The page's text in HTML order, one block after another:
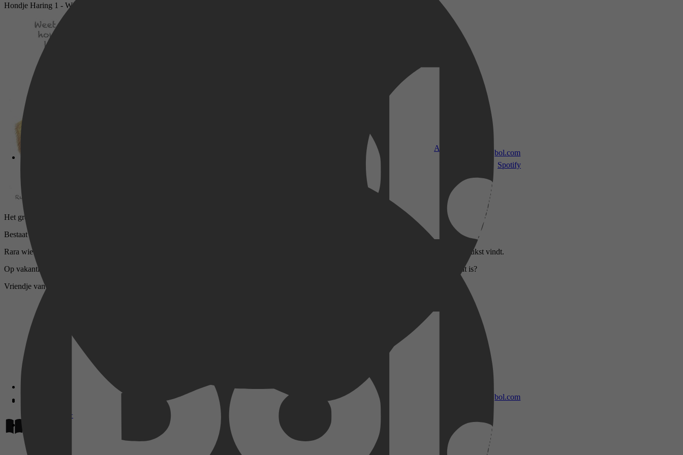
Apple TV
Disney+
bol.com
bol.com
Spotify
Hondje Haring 1 - Weet jij waarom hondje Haring, haring heet?
Het grote hondje Haring doe-boek
Bestaat uit leuke verhalen met vragen over de tekening, verhaal en doe-activiteiten. Doe je mee?
Rara wie ben ik? Raad jij wie het vriendje van hondje Haring is? In 17 verhaaltjes stelt hij zich aan je voor en jij mag kiezen welk verhaal je het leukst vindt.
Op vakantie. Hondje Haring gaat op vakantie en beleeft op de camping een avontuur met een onverwachte gast in zijn tent. Wil jij weten wie dat is?
Vriendje van hondje Haring. Wil je het vriendje van hondje Haring worden? Vul dan je naam in het dierenpaspoort in.